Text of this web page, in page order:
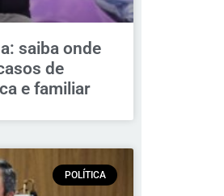
saiba onde
de
e familiar
POLÍTICA